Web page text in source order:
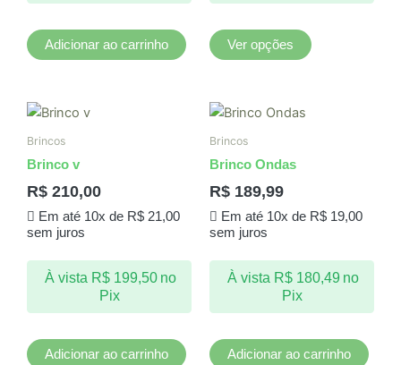
Adicionar ao carrinho Ver opções
página
Brincos
Brinco v
R$ 210,00
Em até 10x de R$21,00
sem juros
À vista R$199,50 no
Pix
Adicionar ao carrinho
Brincos
Brinco Ondas
R$ 189,99
Em até 10x de R$19,00
sem juros
À vista R$180,49 no
Pix
Adicionar ao carrinho